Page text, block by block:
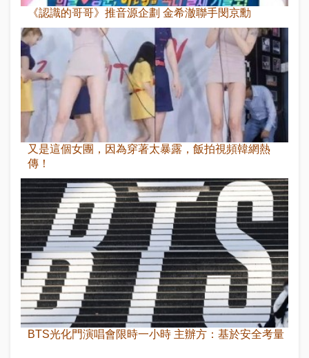
《認識的哥哥》推音源企劃 金希澈聯手閔京勳
又是這個女團，因為穿著太暴露，飯拍視頻韓網熱
傳！
BTS光化門演唱會限時一小時 主辦方：基於安全考量